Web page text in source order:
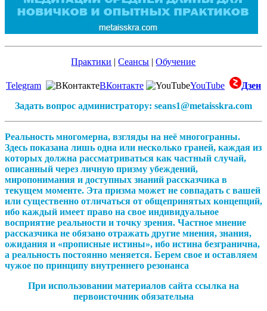
Практики |Сеансы |Обучение
Telegram ВКонтакте YouTube
Дзен
Задать вопрос администратору: seans1@metaisskra.com
Реальность многомерна, взгляды на неё многогранны.
Здесь показана лишь одна или несколько граней, каждая из
которых должна рассматриваться как частный случай,
описанный через личную призму убеждений,
миропонимания и доступных знаний рассказчика в
текущем моменте. Эта призма может не совпадать с вашей
или существенно отличаться от общепринятых концепций,
ибо каждый имеет право на свое индивидуальное
восприятие реальности и точку зрения. Частное мнение
рассказчика не обязано отражать другие мнения, знания,
ожидания и «прописные истины», ибо истина безгранична,
а реальность постоянно меняется. Берем свое и оставляем
чужое по принципу внутреннего резонанса
При использовании материалов сайта ссылка на
первоисточник обязательна